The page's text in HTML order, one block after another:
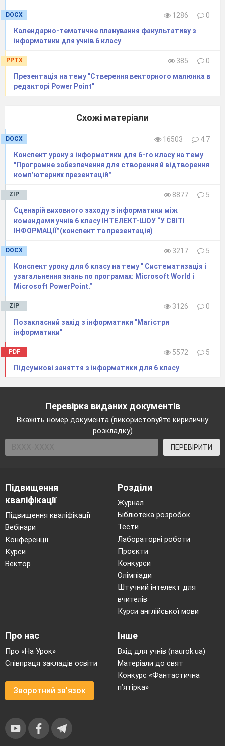
DOCX 1286
0
Календарно-тематичне планування факультативу з
інформатики для учнів 6 класу
PPTX 385
0
Презентація на тему "Стверення векторного малюнка в
редакторі Power Point"
Схожі матеріали
DOCX 16503
4.7
Конспект уроку з інформатики для 6-го класу на тему
"Програмне забезпечення для створення й відтворення
комп’ютерних презентацій"
ZIP 8877
5
Сценарій виховного заходу з інформатики між
командами учнів 6 класу ІНТЕЛЕКТ-ШОУ “У СВІТІ
ІНФОРМАЦІЇ”(конспект та презентація)
DOCX 3217
5
Конспект уроку для 6 класу на тему " Систематизація і
узагальнення знань по програмах: Microsoft World i
Microsoft PowerPoint."
ZIP 3126
0
Позакласний захід з інформатики "Магістри
інформатики"
PDF 5572
5
Підсумкові заняття з інформатики для 6 класу
Перевірка виданих документів
Вкажіть номер документа (використовуйте кириличну
розкладку)
ПЕРЕВІРИТИ
Підвищення
кваліфікації
Підвищення кваліфікації
Вебінари
Конференції
Курси
Вектор
Розділи
Журнал
Бібліотека розробок
Тести
Лабораторні роботи
Проєкти
Конкурси
Олімпіади
Штучний інтелект для
вчителів
Курси англійської мови
Про нас
Про «На Урок»
Співпраця закладів освіти
Зворотний зв'язок
Інше
Вхід для учнів (naurok.ua)
Матеріали до свят
Конкурс «Фантастична
п’ятірка»